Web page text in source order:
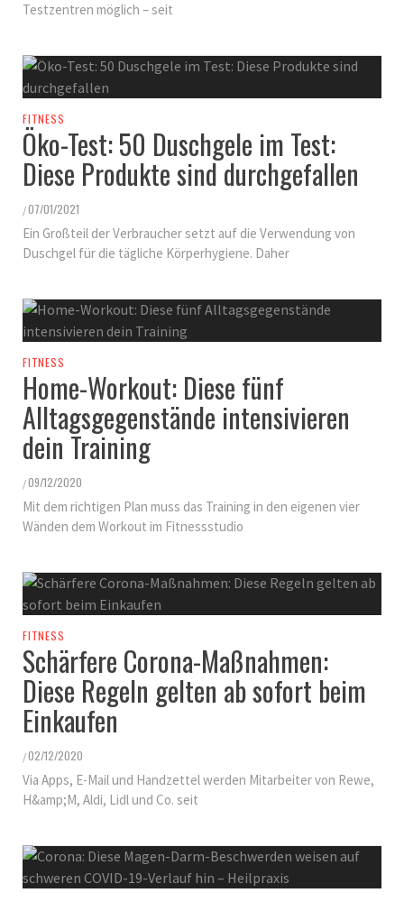
Testzentren möglich – seit
FITNESS
Öko-Test: 50 Duschgele im Test:
Diese Produkte sind durchgefallen
/07/01/2021
Ein Großteil der Verbraucher setzt auf die Verwendung von
Duschgel für die tägliche Körperhygiene. Daher
FITNESS
Home-Workout: Diese fünf
Alltagsgegenstände intensivieren
dein Training
/09/12/2020
Mit dem richtigen Plan muss das Training in den eigenen vier
Wänden dem Workout im Fitnessstudio
FITNESS
Schärfere Corona-Maßnahmen:
Diese Regeln gelten ab sofort beim
Einkaufen
/02/12/2020
Via Apps, E-Mail und Handzettel werden Mitarbeiter von Rewe,
H&amp;M, Aldi, Lidl und Co. seit